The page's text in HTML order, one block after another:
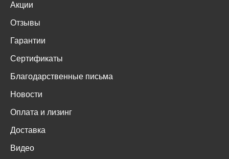
Акции
Отзывы
Гарантии
Сертификаты
Благодарственные письма
Новости
Оплата и лизинг
Доставка
Видео